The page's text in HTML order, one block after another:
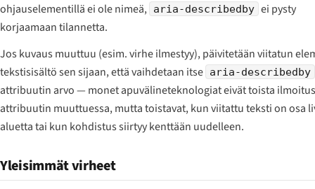
ohjauselementillä ei ole nimeä, aria-describedby ei pysty
korjaamaan tilannetta.
Jos kuvaus muuttuu (esim. virhe ilmestyy), päivitetään viitatun
tekstisisältö sen sijaan, että vaihdetaan itse aria-describedby
attribuutin arvo — monet apuvälineteknologiat eivät toista
attribuutin muuttuessa, mutta toistavat, kun viitattu teksti on osa
aluetta tai kun kohdistus siirtyy kenttään uudelleen.
Yleisimmät virheet